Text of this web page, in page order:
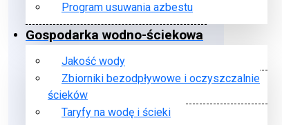
Program usuwania azbestu
Gospodarka wodno-ściekowa
Jakość wody
Zbiorniki bezodpływowe i oczyszczalnie
ścieków
Taryfy na wodę i ścieki